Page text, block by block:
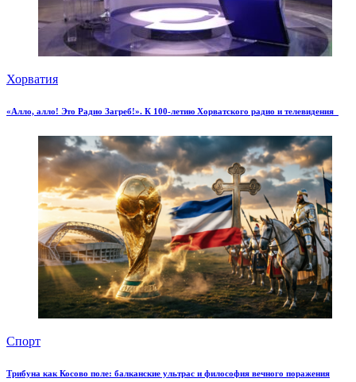
Хорватия
«Алло, алло! Это Радио Загреб!». К 100-летию Хорватского радио и телевидения
Спорт
Трибуна как Косово поле: балканские ультрас и философия вечного поражения